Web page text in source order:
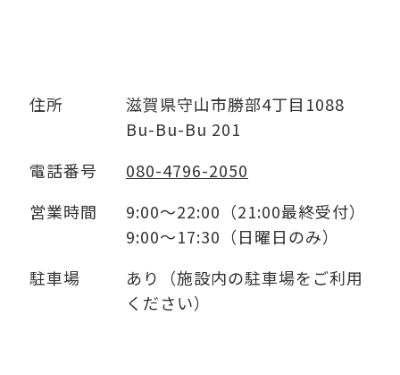
住所
滋賀県守山市勝部4丁目1088
Bu-Bu-Bu 201
電話番号
080-4796-2050
営業時間
9:00～22:00（21:00最終受付）
9:00～17:30（日曜日のみ）
駐車場
あり（施設内の駐車場をご利用
ください）